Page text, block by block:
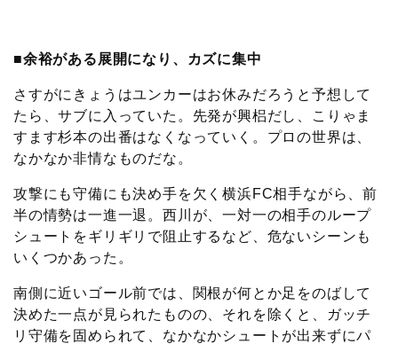
■余裕がある展開になり、カズに集中
さすがにきょうはユンカーはお休みだろうと予想して
たら、サブに入っていた。先発が興梠だし、こりゃま
すます杉本の出番はなくなっていく。プロの世界は、
なかなか非情なものだな。
攻撃にも守備にも決め手を欠く横浜FC相手ながら、前
半の情勢は一進一退。西川が、一対一の相手のループ
シュートをギリギリで阻止するなど、危ないシーンも
いくつかあった。
南側に近いゴール前では、関根が何とか足をのばして
決めた一点が見られたものの、それを除くと、ガッチ
リ守備を固められて、なかなかシュートが出来ずにパ